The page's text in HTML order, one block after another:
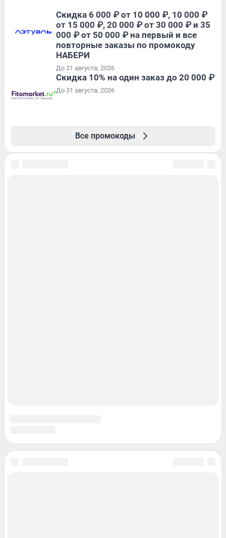
Скидка 6 000 ₽ от 10 000 ₽, 10 000 ₽
от 15 000 ₽, 20 000 ₽ от 30 000 ₽ и 35
000 ₽ от 50 000 ₽ на первый и все
повторные заказы по промокоду
НАБЕРИ
До 31 августа, 2026
Скидка 10% на один заказ до 20 000 ₽
До 31 августа, 2026
Все промокоды